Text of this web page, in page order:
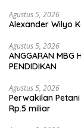
Agustus 5, 2026
Alexander Wilyo
Agustus 5, 2026
ANGGARAN MBG
PENDIDIKAN
Agustus 5, 2026
Perwakilan
Rp.5 miliar